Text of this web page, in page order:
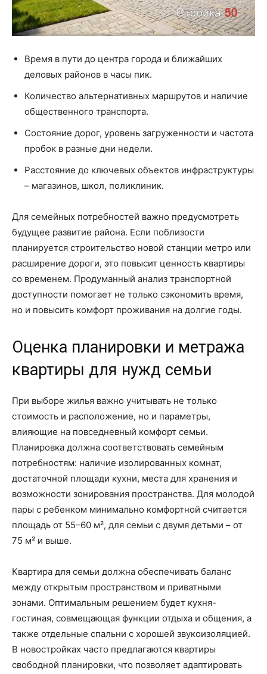
Время в пути до центра города и ближайших
деловых районов в часы пик.
Количество альтернативных маршрутов и наличие
общественного транспорта.
Состояние дорог, уровень загруженности и частота
пробок в разные дни недели.
Расстояние до ключевых объектов инфраструктуры
– магазинов, школ, поликлиник.
Для семейных потребностей важно предусмотреть
будущее развитие района. Если поблизости
планируется строительство новой станции метро или
расширение дороги, это повысит ценность квартиры
со временем. Продуманный анализ транспортной
доступности помогает не только сэкономить время,
но и повысить комфорт проживания на долгие годы.
Оценка планировки и метража
квартиры для нужд семьи
При выборе жилья важно учитывать не только
стоимость и расположение, но и параметры,
влияющие на повседневный комфорт семьи.
Планировка должна соответствовать семейным
потребностям: наличие изолированных комнат,
достаточной площади кухни, места для хранения и
возможности зонирования пространства. Для молодой
пары с ребенком минимально комфортной считается
площадь от 55–60 м², для семьи с двумя детьми – от
75 м² и выше.
Квартира для семьи должна обеспечивать баланс
между открытым пространством и приватными
зонами. Оптимальным решением будет кухня-
гостиная, совмещающая функции отдыха и общения, а
также отдельные спальни с хорошей звукоизоляцией.
В новостройках часто предлагаются квартиры
свободной планировки, что позволяет адаптировать